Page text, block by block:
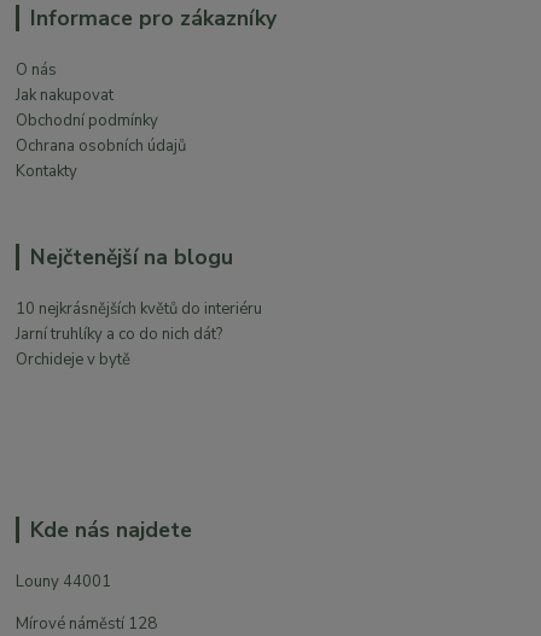
Informace pro zákazníky
O nás
Jak nakupovat
Obchodní podmínky
Ochrana osobních údajů
Kontakty
Nejčtenější na blogu
10 nejkrásnějších květů do interiéru
Jarní truhlíky a co do nich dát?
Orchideje v bytě
Kde nás najdete
Louny 44001
Mírové náměstí 128